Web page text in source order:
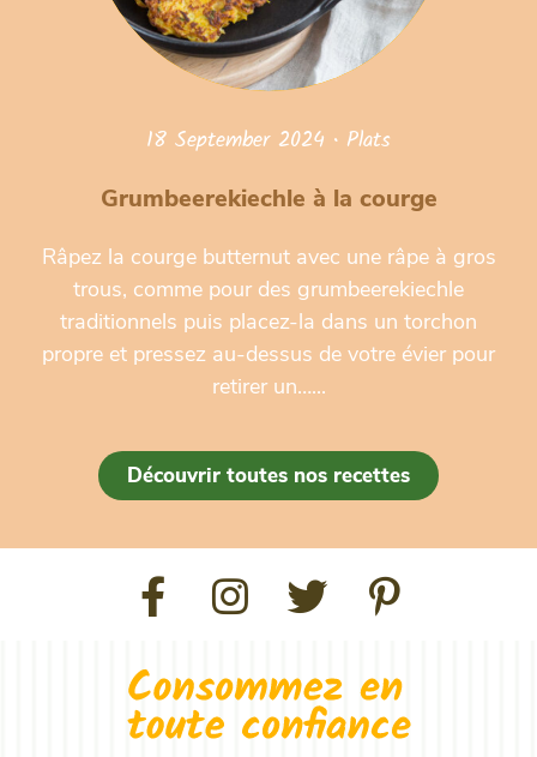
18 September 2024 • Plats
Grumbeerekiechle à la courge
Râpez la courge butternut avec une râpe à gros
trous, comme pour des grumbeerekiechle
traditionnels puis placez-la dans un torchon
propre et pressez au-dessus de votre évier pour
retirer un…...
Découvrir toutes nos recettes